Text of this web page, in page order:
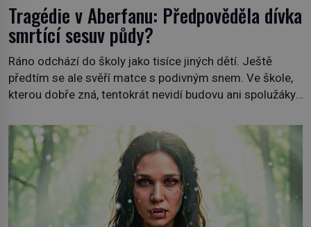
Tragédie v Aberfanu: Předpověděla dívka
smrtící sesuv půdy?
Ráno odchází do školy jako tisíce jiných dětí. Ještě
předtím se ale svěří matce s podivným snem. Ve škole,
kterou dobře zná, tentokrát nevidí budovu ani spolužáky.
později je mrtvá. Mohla devítiletá Zahlédla vlastní
osud? Dne 21. října 1966 se velšská vesnice Aberfan […]